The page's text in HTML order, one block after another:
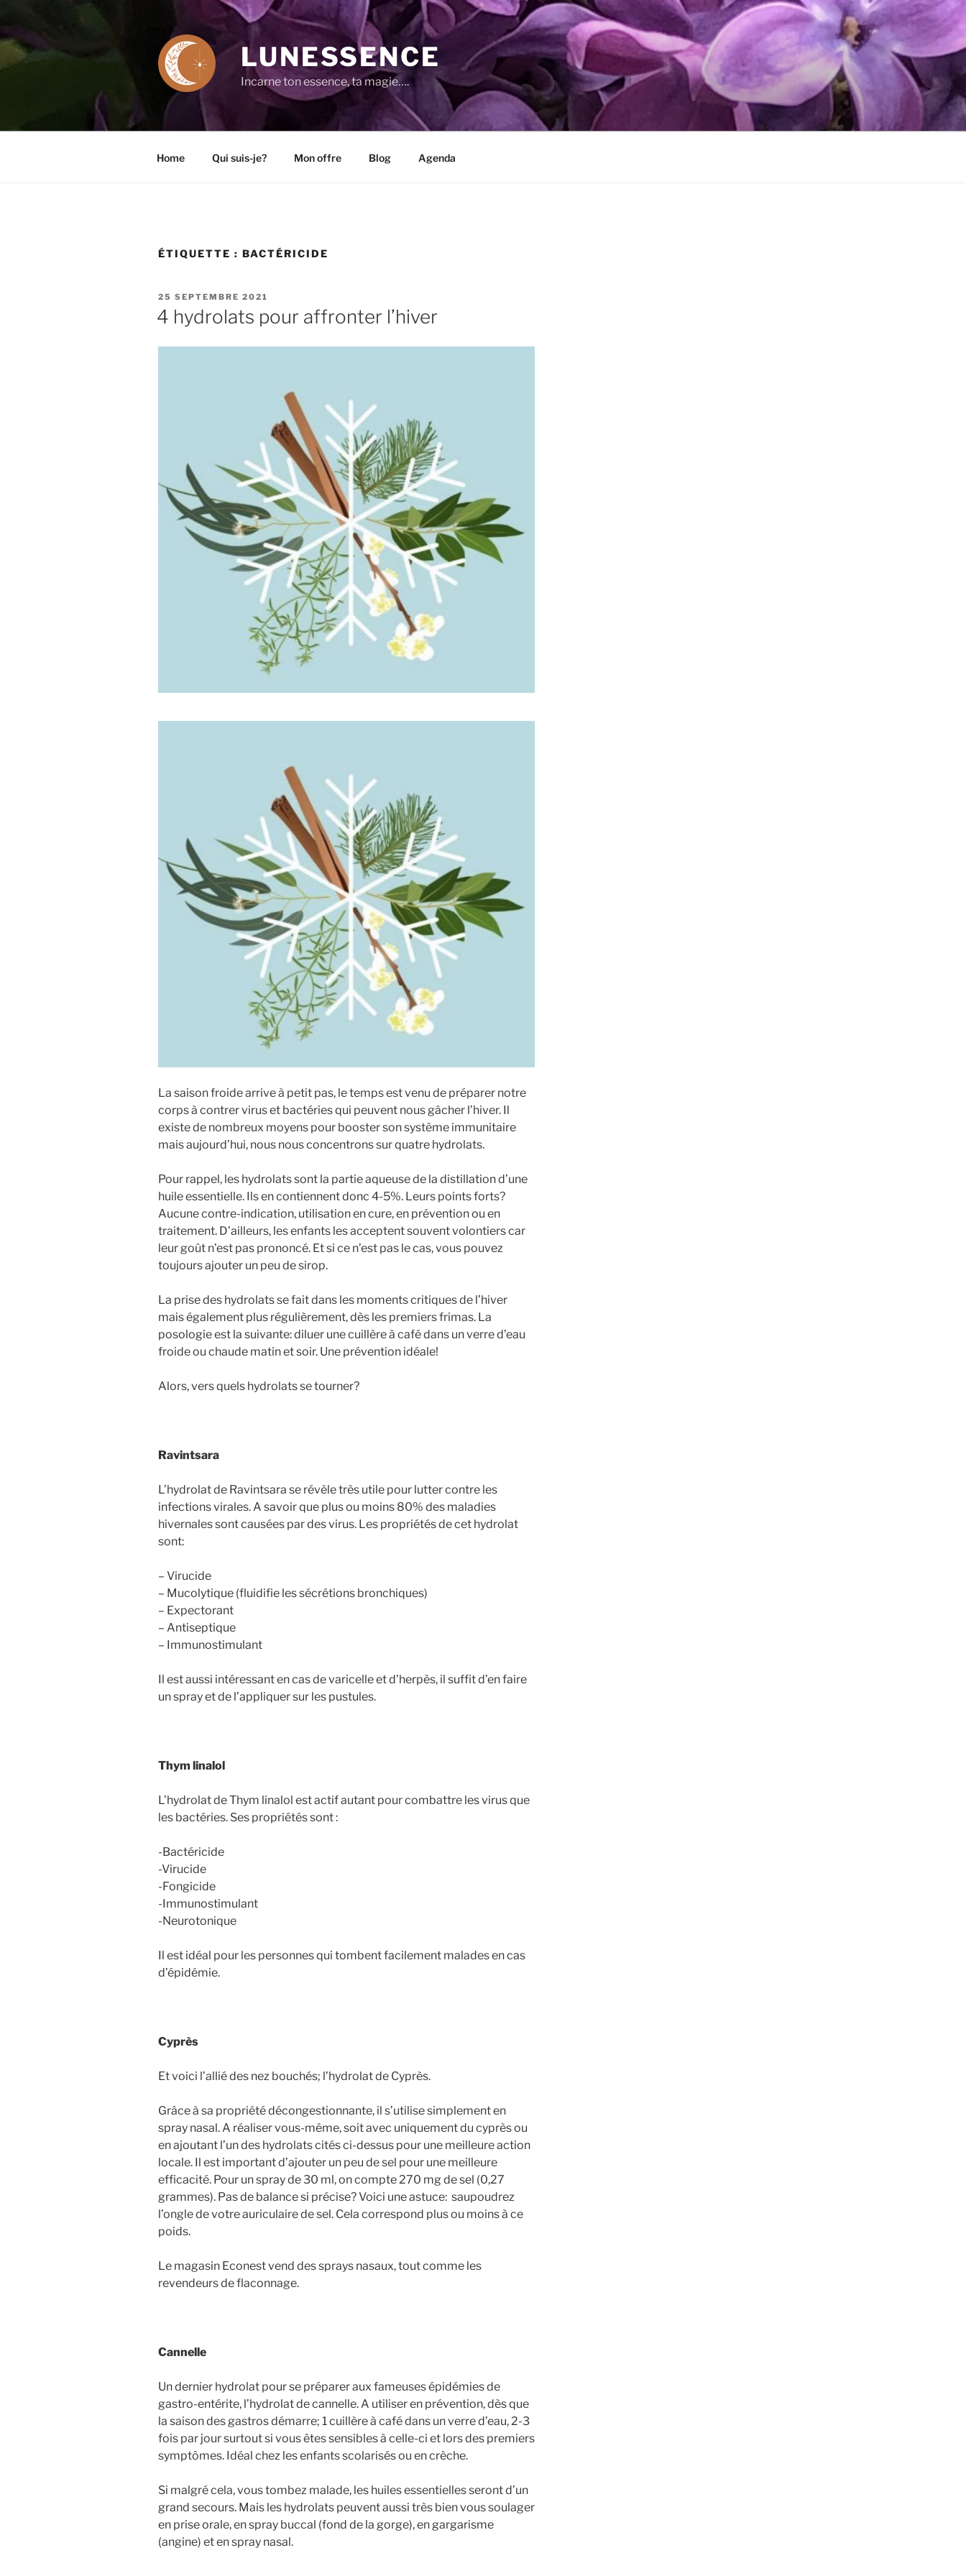
contenu
principal
LUNESSENCE
Incarne ton essence, ta magie….
Home Qui suis-je? Mon offre Blog Agenda
ÉTIQUETTE : BACTÉRICIDE
PUBLIÉ
LE
25 SEPTEMBRE 2021
4 hydrolats pour affronter l’hiver
La saison froide arrive à petit pas, le temps est venu de préparer notre
corps à contrer virus et bactéries qui peuvent nous gâcher l’hiver. Il
existe de nombreux moyens pour booster son système immunitaire
mais aujourd’hui, nous nous concentrons sur quatre hydrolats.
Pour rappel, les hydrolats sont la partie aqueuse de la distillation d’une
huile essentielle. Ils en contiennent donc 4-5%. Leurs points forts?
Aucune contre-indication, utilisation en cure, en prévention ou en
traitement. D’ailleurs, les enfants les acceptent souvent volontiers car
leur goût n’est pas prononcé. Et si ce n’est pas le cas, vous pouvez
toujours ajouter un peu de sirop.
La prise des hydrolats se fait dans les moments critiques de l’hiver
mais également plus régulièrement, dès les premiers frimas. La
posologie est la suivante: diluer une cuillère à café dans un verre d’eau
froide ou chaude matin et soir. Une prévention idéale!
Alors, vers quels hydrolats se tourner?
Ravintsara
L’hydrolat de Ravintsara se révèle très utile pour lutter contre les
infections virales. A savoir que plus ou moins 80% des maladies
hivernales sont causées par des virus. Les propriétés de cet hydrolat
sont:
– Virucide
– Mucolytique (fluidifie les sécrétions bronchiques)
– Expectorant
– Antiseptique
– Immunostimulant
Il est aussi intéressant en cas de varicelle et d’herpès, il suffit d’en faire
un spray et de l’appliquer sur les pustules.
Thym linalol
L’hydrolat de Thym linalol est actif autant pour combattre les virus que
les bactéries. Ses propriétés sont :
-Bactéricide
-Virucide
-Fongicide
-Immunostimulant
-Neurotonique
Il est idéal pour les personnes qui tombent facilement malades en cas
d’épidémie.
Cyprès
Et voici l’allié des nez bouchés; l’hydrolat de Cyprès.
Grâce à sa propriété décongestionnante, il s’utilise simplement en
spray nasal. A réaliser vous-même, soit avec uniquement du cyprès ou
en ajoutant l’un des hydrolats cités ci-dessus pour une meilleure action
locale. Il est important d’ajouter un peu de sel pour une meilleure
efficacité. Pour un spray de 30 ml, on compte 270 mg de sel (0,27
grammes). Pas de balance si précise? Voici une astuce: saupoudrez
l’ongle de votre auriculaire de sel. Cela correspond plus ou moins à ce
poids.
Le magasin Econest vend des sprays nasaux, tout comme les
revendeurs de flaconnage.
Cannelle
Un dernier hydrolat pour se préparer aux fameuses épidémies de
gastro-entérite, l’hydrolat de cannelle. A utiliser en prévention, dès que
la saison des gastros démarre; 1 cuillère à café dans un verre d’eau, 2-3
fois par jour surtout si vous êtes sensibles à celle-ci et lors des premiers
symptômes. Idéal chez les enfants scolarisés ou en crèche.
Si malgré cela, vous tombez malade, les huiles essentielles seront d’un
grand secours. Mais les hydrolats peuvent aussi très bien vous soulager
en prise orale, en spray buccal (fond de la gorge), en gargarisme
(angine) et en spray nasal.